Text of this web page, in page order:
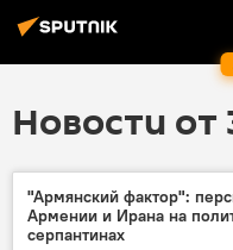
Новости от
"Армянский фактор":
Армении и Ирана на
серпантинах